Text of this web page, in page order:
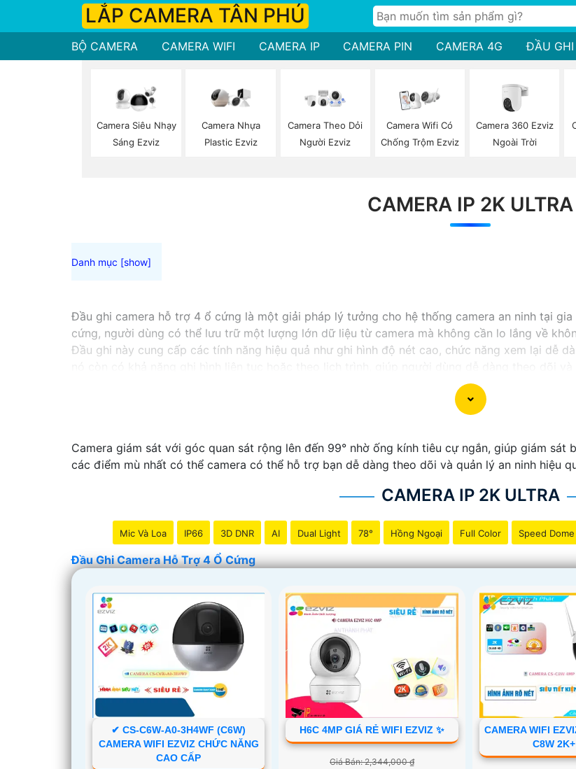
LẮP CAMERA TÂN PHÚ
BỘ CAMERA CAMERA WIFI CAMERA IP CAMERA PIN CAMERA 4G ĐẦU GHI
Camera Siêu Nhạy
Sáng Ezviz
Camera Nhựa
Plastic Ezviz
Camera Theo Dỏi
Người Ezviz
Camera Wifi Có
Chống Trộm Ezviz
Camera 360 Ezviz
Ngoài Trời
CAMERA IP 2K ULTRA
Đầu ghi camera hỗ trợ 4 ổ cứng là một giải pháp lý tưởng cho hệ thống camera an ninh tại
cứng, người dùng có thể lưu trữ một lượng lớn dữ liệu từ camera mà không cần lo lắng về
Đầu ghi này cung cấp các tính năng hiệu quả như ghi hình độ nét cao, chức năng xem lại dễ
Với đầu ghi camera hỗ trợ 4 ổ cứng, bạn có thể yên tâm về việc bảo vệ tài sản và an ninh
Camera giám sát với góc quan sát rộng lên đến 99° nhờ ống kính tiêu cự ngắn, giúp giám sát
các điểm mù nhất có thể camera có thể hỗ trợ bạn dễ dàng theo dõi và quản lý an ninh hiệu
CAMERA IP 2K ULTRA
Mic Và Loa IP66 3D DNR AI Dual Light 78° Hồng Ngoại Full Color Speed Dome
Đầu Ghi Camera Hỗ Trợ 4 Ổ Cứng
✔ CS-C6W-A0-3H4WF (C6W)
CAMERA WIFI EZVIZ CHỨC NĂNG
CAO CẤP
H6C 4MP GIÁ RẺ WIFI EZVIZ ✨
Giá Bán: 2,344,000 ₫
CAMERA WIFI
C8W